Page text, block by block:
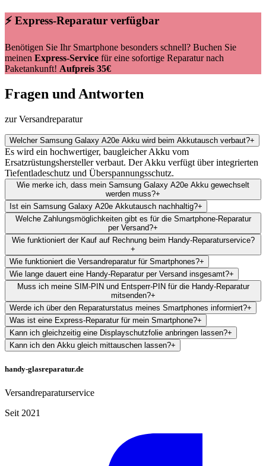
⚡ Express-Reparatur verfügbar
Benötigen Sie Ihr Smartphone besonders schnell? Buchen Sie
meinen Express-Service für eine sofortige Reparatur nach
Paketankunft! Aufpreis 35€
Fragen und Antworten
zur Versandreparatur
Welcher Samsung Galaxy A20e Akku wird beim Akkutausch verbaut?+
Es wird ein hochwertiger, baugleicher Akku vom
Ersatzrüstungshersteller verbaut. Der Akku verfügt über integrierten
Tiefentladeschutz und Überspannungsschutz.
Wie merke ich, dass mein Samsung Galaxy A20e Akku gewechselt
werden muss?+
Ist ein Samsung Galaxy A20e Akkutausch nachhaltig?+
Welche Zahlungsmöglichkeiten gibt es für die Smartphone-Reparatur
per Versand?+
Wie funktioniert der Kauf auf Rechnung beim Handy-Reparaturservice?
+
Wie funktioniert die Versandreparatur für Smartphones?+
Wie lange dauert eine Handy-Reparatur per Versand insgesamt?+
Muss ich meine SIM-PIN und Entsperr-PIN für die Handy-Reparatur
mitsenden?+
Werde ich über den Reparaturstatus meines Smartphones informiert?+
Was ist eine Express-Reparatur für mein Smartphone?+
Kann ich gleichzeitig eine Displayschutzfolie anbringen lassen?+
Kann ich den Akku gleich mittauschen lassen?+
handy-glasreparatur.de
Versandreparaturservice
Seit 2021